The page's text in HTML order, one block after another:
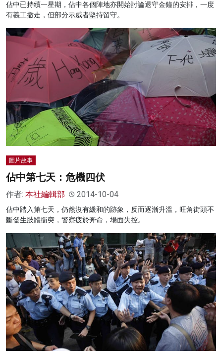
佔中已持續一星期，佔中各個陣地亦開始討論退守金鐘的安排，一度
有義工撤走，但部分示威者堅持留守。
圖片故事
佔中第七天：危機四伏
作者: 本社編輯部 2014-10-04
佔中踏入第七天，仍然沒有緩和的跡象，反而逐漸升溫，旺角街頭不
斷發生肢體衝突，警察疲於奔命，場面失控。